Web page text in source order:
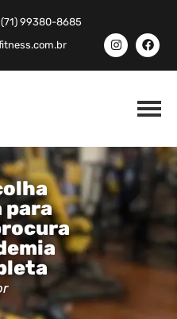
(71) 99380-8685
para